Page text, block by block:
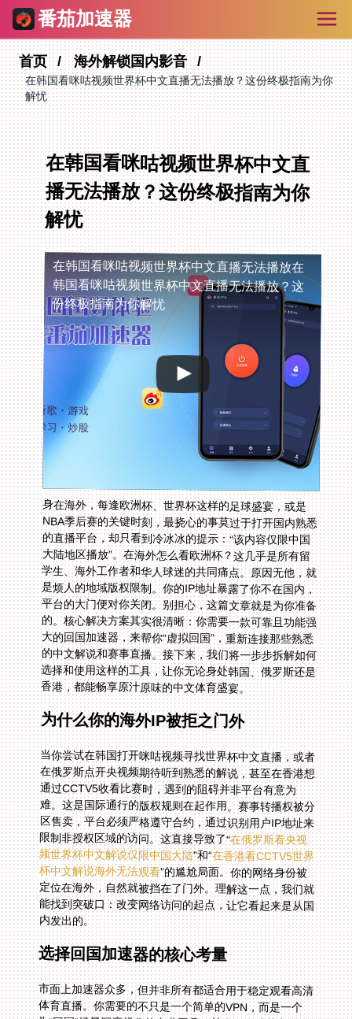
番茄加速器
首页 海外解锁国内影音
在韩国看咪咕视频世界杯中文直播无法播放？这份终极指南为你
解忧
在韩国看咪咕视频世界杯中文直
播无法播放？这份终极指南为你
解忧
在韩国看咪咕视频世界杯中文直播无法播放在
韩国看咪咕视频世界杯中文直播无法播放？这
份终极指南为你解忧
身在海外，每逢欧洲杯、世界杯这样的足球盛宴，或是
NBA季后赛的关键时刻，最挠心的事莫过于打开国内熟悉
的直播平台，却只看到冷冰冰的提示：“该内容仅限中国
大陆地区播放”。在海外怎么看欧洲杯？这几乎是所有留
学生、海外工作者和华人球迷的共同痛点。原因无他，就
是烦人的地域版权限制。你的IP地址暴露了你不在国内，
平台的大门便对你关闭。别担心，这篇文章就是为你准备
的。核心解决方案其实很清晰：你需要一款可靠且功能强
大的回国加速器，来帮你“虚拟回国”，重新连接那些熟悉
的中文解说和赛事直播。接下来，我们将一步步拆解如何
选择和使用这样的工具，让你无论身处韩国、俄罗斯还是
香港，都能畅享原汁原味的中文体育盛宴。
为什么你的海外IP被拒之门外
当你尝试在韩国打开咪咕视频寻找世界杯中文直播，或者
在俄罗斯点开央视频期待听到熟悉的解说，甚至在香港想
通过CCTV5收看比赛时，遇到的阻碍并非平台有意为
难。这是国际通行的版权规则在起作用。赛事转播权被分
区售卖，平台必须严格遵守合约，通过识别用户IP地址来
限制非授权区域的访问。这直接导致了“在俄罗斯看央视
频世界杯中文解说仅限中国大陆”和“在香港看CCTV5世界
杯中文解说海外无法观看”的尴尬局面。你的网络身份被
定位在海外，自然就被挡在了门外。理解这一点，我们就
能找到突破口：改变网络访问的起点，让它看起来是从国
内发出的。
选择回国加速器的核心考量
市面上加速器众多，但并非所有都适合用于稳定观看高清
体育直播。你需要的不只是一个简单的VPN，而是一个
为“回国”场景深度优化的专业工具。首先，全球节点分布
和智能线路推荐是基础。好的加速器能根据你的实时网络
状况，自动选择延迟最低、最稳定的国内节点，确保直播
画面流畅不卡顿。其次，多平台支持至关重要。你可能在
手机、平板、电脑甚至电视上观看比赛，一款支持
Android、iOS、Windows、macOS全平台，并允许一人
多端同时登录的加速器，才能真正满足你灵活观看的需